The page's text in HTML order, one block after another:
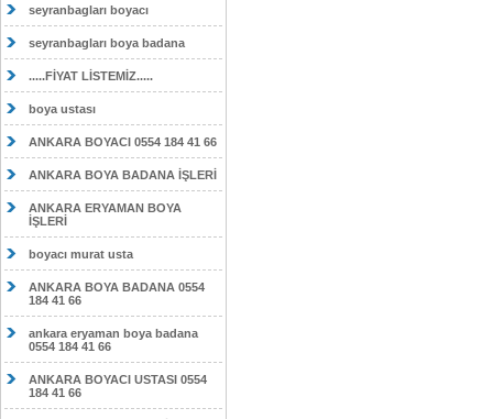
seyranbagları boyacı
seyranbagları boya badana
.....FİYAT LİSTEMİZ.....
boya ustası
ANKARA BOYACI 0554 184 41 66
ANKARA BOYA BADANA İŞLERİ
ANKARA ERYAMAN BOYA
İŞLERİ
boyacı murat usta
ANKARA BOYA BADANA 0554
184 41 66
ankara eryaman boya badana
0554 184 41 66
ANKARA BOYACI USTASI 0554
184 41 66